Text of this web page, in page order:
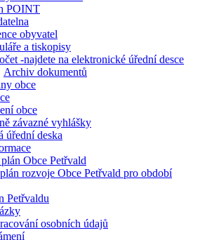
POINT
obyvatel
a tiskopisy
-najdete na elektronické úřední desce
Archiv dokumentů
obce
obce
závazné vyhlášky
úřední deska
Obce Petřvald
rozvoje Obce Petřvald pro období
Petřvaldu
osobních údajů